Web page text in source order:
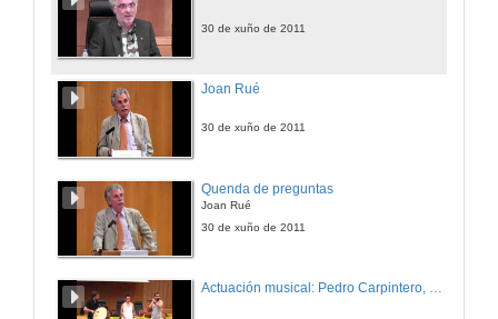
30 de xuño de 2011
Joan Rué
30 de xuño de 2011
Quenda de preguntas
Joan Rué
30 de xuño de 2011
Actuación musical: Pedro Carpintero, Rosa Sánchez e Gustavo Couto